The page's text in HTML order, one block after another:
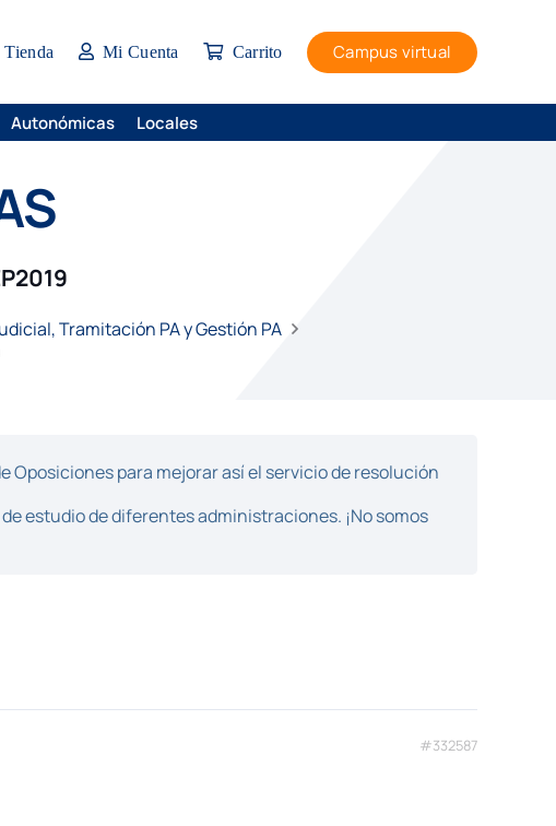
Tienda Mi Cuenta Carrito Campus virtual
Autonómicas Locales
Tramitación PA y Gestión PA
Oposiciones para mejorar así el servicio de resolución
estudio de diferentes administraciones. ¡No somos
#332587